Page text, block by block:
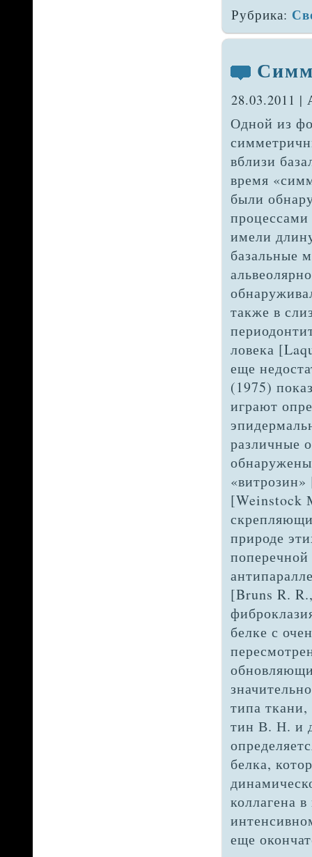
Рубрика:
28.03.2011
Одной из
вблизи
время
были
имели
базальные
также в
ловека
еще
(1975)
играют
различные
[Weinstock
природе
поперечной
[Bruns R.
белке с
типа
тин В. Н. и
белка,
коллагена
еще